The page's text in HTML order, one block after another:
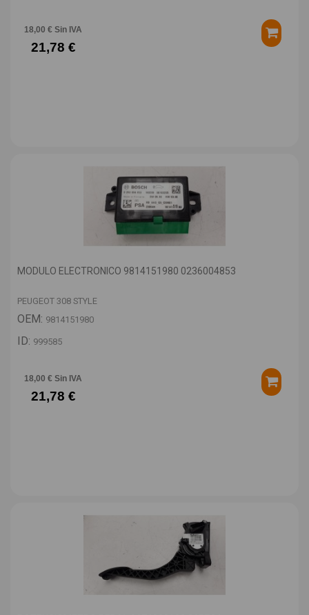
18,00 € Sin IVA
21,78 €
MODULO ELECTRONICO 9814151980 0236004853
PEUGEOT 308 STYLE
OEM: 9814151980
ID: 999585
18,00 € Sin IVA
21,78 €